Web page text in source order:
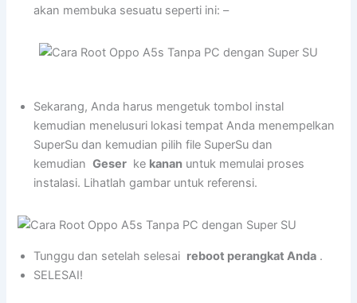
akan membuka sesuatu seperti ini: –
Sekarang, Anda harus mengetuk tombol instal
kemudian menelusuri lokasi tempat Anda menempelkan
SuperSu dan kemudian pilih file SuperSu dan
kemudianGeser ke kanan untuk memulai proses
instalasi. Lihatlah gambar untuk referensi.
Tunggu dan setelah selesai reboot perangkat Anda .
SELESAI!